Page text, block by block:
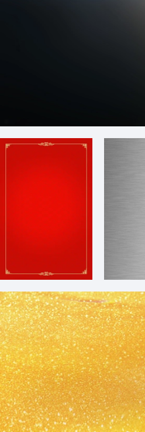
红色简约中式边框背景图